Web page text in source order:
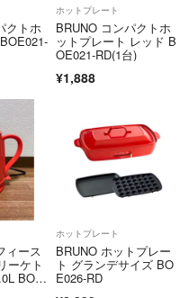
クトホ
ホットプレート
BRUNO コンパクトホ
ットプレート レッド B
OE021-RD(1台)
¥1,888
ィース
ーケト
BOE
ホットプレート
BRUNO ホットプレー
ト グランデサイズ BO
E026-RD